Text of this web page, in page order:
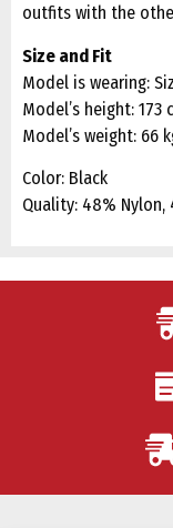
outfits with the
Size and Fit
Model is wearing:
Model’s height: 173
Model’s weight: 66
Color: Black
Quality: 48% Nylon,